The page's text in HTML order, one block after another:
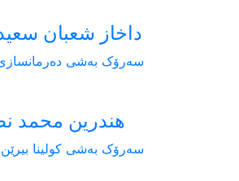
داخاز شعبان
سەرۆک بەشی
هندرین محمد
سەرۆک بەشی کولینا